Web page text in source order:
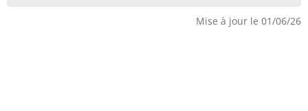
Mise à jour le 01/06/26